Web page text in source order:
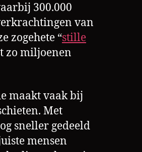
300.000
van
zogehete “stille
zo miljoenen
maakt vaak bij
Met
sneller gedeeld
mensen